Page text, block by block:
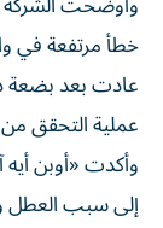
خطأ مرتفعة في
عادت بعد بضعة
عملية التحقق
إلى سبب العطل